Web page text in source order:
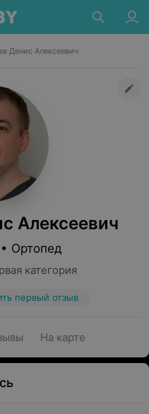
Денис Алексеевич
Алексеевич
Ортопед
категория
первый отзыв
На карте